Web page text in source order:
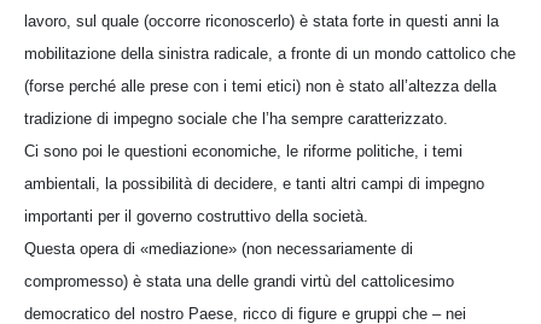
lavoro, sul quale (occorre riconoscerlo) è stata forte in questi anni la
mobilitazione della sinistra radicale, a fronte di un mondo cattolico che
(forse perché alle prese con i temi etici) non è stato all’altezza della
tradizione di impegno sociale che l’ha sempre caratterizzato.
Ci sono poi le questioni economiche, le riforme politiche, i temi
ambientali, la possibilità di decidere, e tanti altri campi di impegno
importanti per il governo costruttivo della società.
Questa opera di «mediazione» (non necessariamente di
compromesso) è stata una delle grandi virtù del cattolicesimo
democratico del nostro Paese, ricco di figure e gruppi che – nei